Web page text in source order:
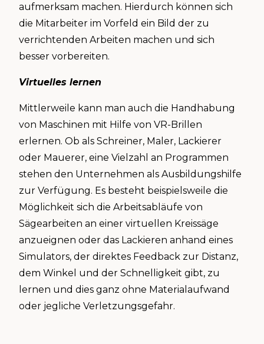
aufmerksam machen. Hierdurch können sich
die Mitarbeiter im Vorfeld ein Bild der zu
verrichtenden Arbeiten machen und sich
besser vorbereiten.
Virtuelles lernen
Mittlerweile kann man auch die Handhabung
von Maschinen mit Hilfe von VR-Brillen
erlernen. Ob als Schreiner, Maler, Lackierer
oder Mauerer, eine Vielzahl an Programmen
stehen den Unternehmen als Ausbildungshilfe
zur Verfügung. Es besteht beispielsweile die
Möglichkeit sich die Arbeitsabläufe von
Sägearbeiten an einer virtuellen Kreissäge
anzueignen oder das Lackieren anhand eines
Simulators, der direktes Feedback zur Distanz,
dem Winkel und der Schnelligkeit gibt, zu
lernen und dies ganz ohne Materialaufwand
oder jegliche Verletzungsgefahr.